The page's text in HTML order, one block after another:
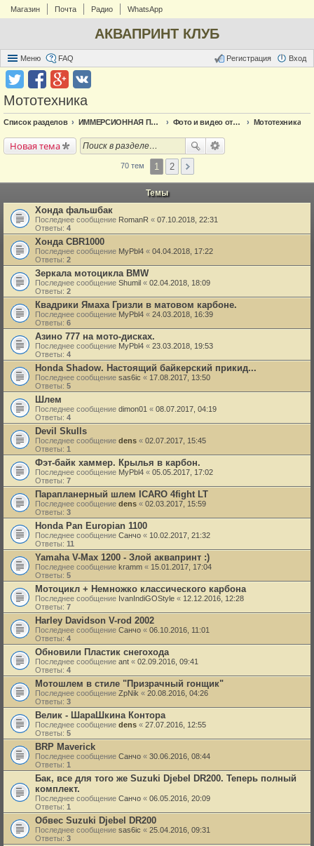
Магазин Почта Радио WhatsApp
АКВАПРИНТ КЛУБ
Меню FAQ Вход
Регистрация
Мототехника
Список разделов ИММЕРСИОННАЯ ПЕЧАТЬ Фото и видео отчёт по аквапечати Мототехника
Новая тема
70 тем 1 2
Темы
Хонда фальшбак
Последнее сообщение RomanR « 07.10.2018, 22:31
Ответы: 4
Хонда CBR1000
Последнее сообщение MyPbl4 « 04.04.2018, 17:22
Ответы: 2
Зеркала мотоцикла BMW
Последнее сообщение Shumil « 02.04.2018, 18:09
Ответы: 2
Квадрики Ямаха Гризли в матовом карбоне.
Последнее сообщение MyPbl4 « 24.03.2018, 16:39
Ответы: 6
Азино 777 на мото-дисках.
Последнее сообщение MyPbl4 « 23.03.2018, 19:53
Ответы: 4
Honda Shadow. Настоящий байкерский прикид...
Последнее сообщение sas6ic « 17.08.2017, 13:50
Ответы: 5
Шлем
Последнее сообщение dimon01 « 08.07.2017, 04:19
Ответы: 4
Devil Skulls
Последнее сообщение dens « 02.07.2017, 15:45
Ответы: 1
Фэт-байк хаммер. Крылья в карбон.
Последнее сообщение MyPbl4 « 05.05.2017, 17:02
Ответы: 7
Парапланерный шлем ICARO 4fight LT
Последнее сообщение dens « 02.03.2017, 15:59
Ответы: 3
Honda Pan Europian 1100
Последнее сообщение Санчо « 10.02.2017, 21:32
Ответы: 11
Yamaha V-Max 1200 - Злой аквапринт :)
Последнее сообщение kramm « 15.01.2017, 17:04
Ответы: 5
Мотоцикл + Немножко классического карбона
Последнее сообщение IvanIndiGOStyle « 12.12.2016, 12:28
Ответы: 7
Harley Davidson V-rod 2002
Последнее сообщение Санчо « 06.10.2016, 11:01
Ответы: 4
Обновили Пластик снегохода
Последнее сообщение ant « 02.09.2016, 09:41
Ответы: 4
Мотошлем в стиле "Призрачный гонщик"
Последнее сообщение ZpNik « 20.08.2016, 04:26
Ответы: 3
Велик - ШараШкина Контора
Последнее сообщение dens « 27.07.2016, 12:55
Ответы: 5
BRP Maverick
Последнее сообщение Санчо « 30.06.2016, 08:44
Ответы: 1
Бак, все для того же Suzuki Djebel DR200. Теперь полный
комплект.
Последнее сообщение Санчо « 06.05.2016, 20:09
Ответы: 1
Обвес Suzuki Djebel DR200
Последнее сообщение sas6ic « 25.04.2016, 09:31
Ответы: 3